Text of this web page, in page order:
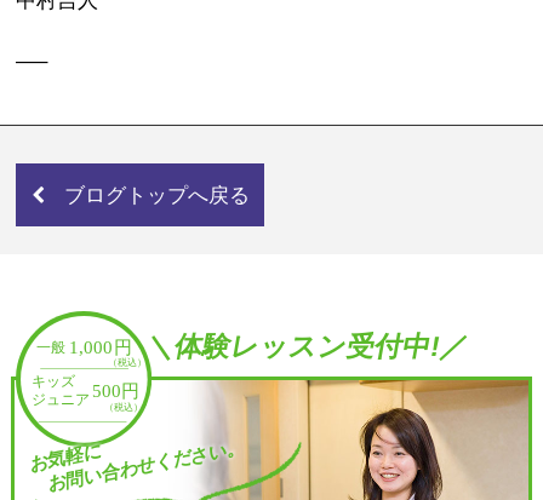
—–
ブログトップへ戻る
＼体験レッスン受付中!／
お気軽に
お問い合わせください。